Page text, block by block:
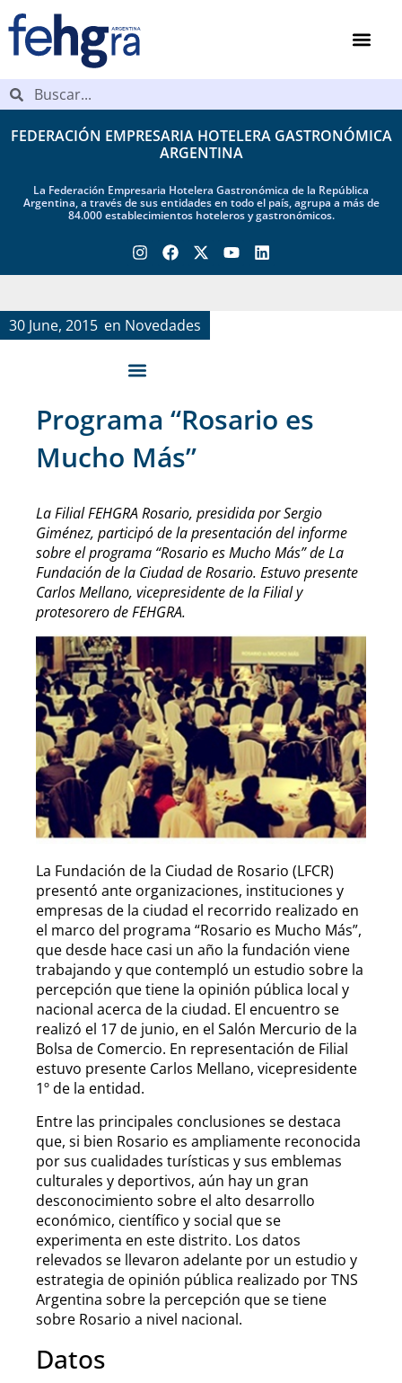
FEDERACIÓN EMPRESARIA HOTELERA GASTRONÓMICA
ARGENTINA
La Federación Empresaria Hotelera Gastronómica de la República
Argentina, a través de sus entidades en todo el país, agrupa a más de
84.000 establecimientos hoteleros y gastronómicos.
30 June, 2015 en Novedades
Programa “Rosario es
Mucho Más”
La Filial FEHGRA Rosario, presidida por Sergio
Giménez, participó de la presentación del informe
sobre el programa “Rosario es Mucho Más” de La
Fundación de la Ciudad de Rosario. Estuvo presente
Carlos Mellano, vicepresidente de la Filial y
protesorero de FEHGRA.
La Fundación de la Ciudad de Rosario (LFCR)
presentó ante organizaciones, instituciones y
empresas de la ciudad el recorrido realizado en
el marco del programa “Rosario es Mucho Más”,
que desde hace casi un año la fundación viene
trabajando y que contempló un estudio sobre la
percepción que tiene la opinión pública local y
nacional acerca de la ciudad. El encuentro se
realizó el 17 de junio, en el Salón Mercurio de la
Bolsa de Comercio. En representación de Filial
estuvo presente Carlos Mellano, vicepresidente
1º de la entidad.
Entre las principales conclusiones se destaca
que, si bien Rosario es ampliamente reconocida
por sus cualidades turísticas y sus emblemas
culturales y deportivos, aún hay un gran
desconocimiento sobre el alto desarrollo
económico, científico y social que se
experimenta en este distrito. Los datos
relevados se llevaron adelante por un estudio y
estrategia de opinión pública realizado por TNS
Argentina sobre la percepción que se tiene
sobre Rosario a nivel nacional.
Datos